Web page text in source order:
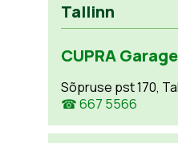
Tallinn
CUPRA Garage
Sõpruse pst 170,
☎ 667 5566